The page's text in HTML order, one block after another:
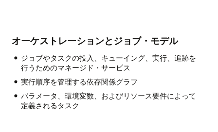
オーケストレーションとジョブ・モデル
ジョブやタスクの投入、キューイング、実行、追跡を
行うためのマネージド・サービス
実行順序を管理する依存関係グラフ
パラメータ、環境変数、およびリソース要件によって
定義されるタスク